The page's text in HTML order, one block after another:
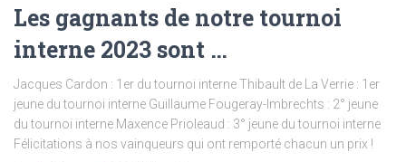
Les gagnants de notre tournoi
interne 2023 sont …
Jacques Cardon : 1er du tournoi interne Thibault de La Verrie : 1er
jeune du tournoi interne Guillaume Fougeray-Imbrechts : 2° jeune
du tournoi interne Maxence Prioleaud : 3° jeune du tournoi interne
Félicitations à nos vainqueurs qui ont remporté chacun un prix !